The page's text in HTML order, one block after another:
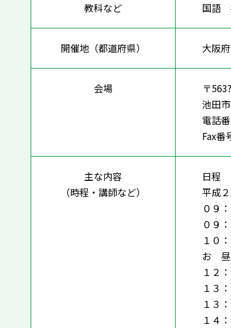
教科など 国語
開催地（都道府県） 大
会場
〒
池田
電話
Fax
主な内容
（時程・講師など）
日程
平成
０９
０９
１０
お
１２
１３
１３
１４